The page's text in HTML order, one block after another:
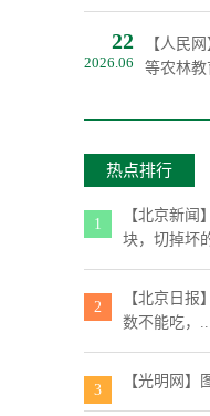
22
2026.06
【人民
等农林教
热点排行
1
【北京新闻
块，切掉坏
2
【北京日报
数不能吃，
3
【光明网】